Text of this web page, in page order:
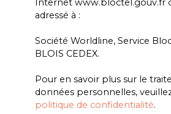
Internet www.bloctel.gouv.fr
adressé à :
Société Worldline, Service
BLOIS CEDEX.
Pour en savoir plus sur le
données personnelles,
politique de confidentialité.